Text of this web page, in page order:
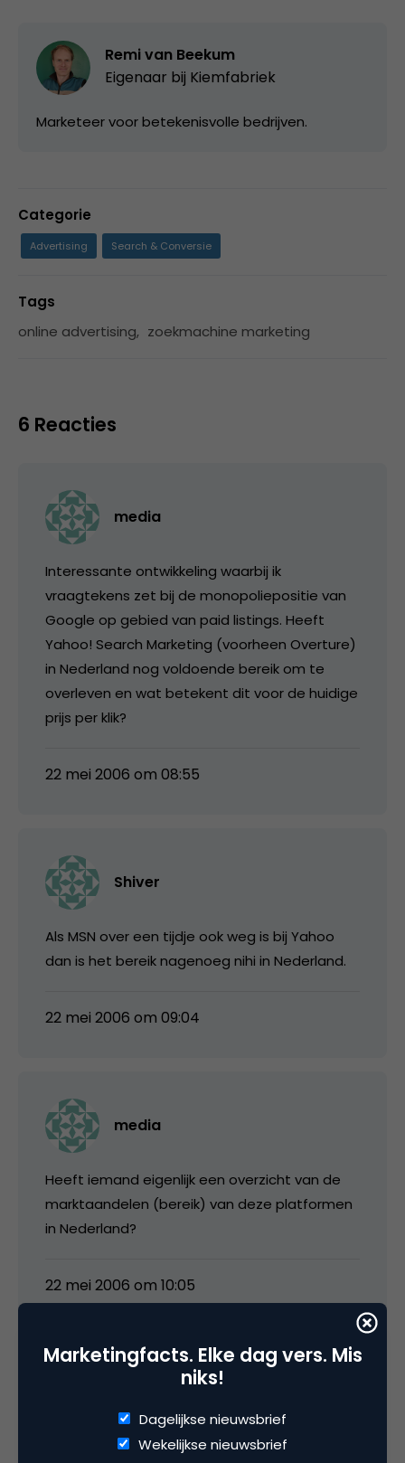
Remi van Beekum
Eigenaar bij Kiemfabriek
Marketeer voor betekenisvolle bedrijven.
Categorie
Advertising Search & Conversie
Tags
online advertising, zoekmachine marketing
6 Reacties
media
Interessante ontwikkeling waarbij ik
vraagtekens zet bij de monopoliepositie van
Google op gebied van paid listings. Heeft
Yahoo! Search Marketing (voorheen Overture)
in Nederland nog voldoende bereik om te
overleven en wat betekent dit voor de huidige
prijs per klik?
22 mei 2006 om 08:55
Shiver
Als MSN over een tijdje ook weg is bij Yahoo
dan is het bereik nagenoeg nihi in Nederland.
22 mei 2006 om 09:04
media
Heeft iemand eigenlijk een overzicht van de
marktaandelen (bereik) van deze platformen
in Nederland?
22 mei 2006 om 10:05
Wij zien een daling van meer dan 50% op de
Marketingfacts. Elke dag vers. Mis
niks!
Dagelijkse nieuwsbrief
Wekelijkse nieuwsbrief